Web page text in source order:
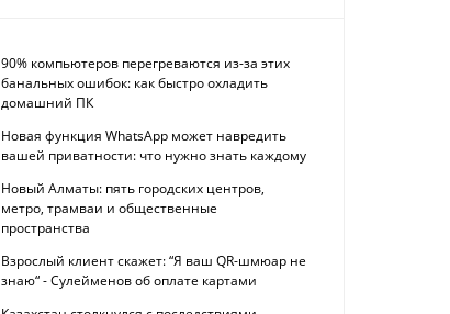
90% компьютеров перегреваются из-за этих
банальных ошибок: как быстро охладить
домашний ПК
Новая функция WhatsApp может навредить
вашей приватности: что нужно знать каждому
Новый Алматы: пять городских центров,
метро, трамваи и общественные
пространства
Взрослый клиент скажет: “Я ваш QR-шмюар не
знаю“ - Сулейменов об оплате картами